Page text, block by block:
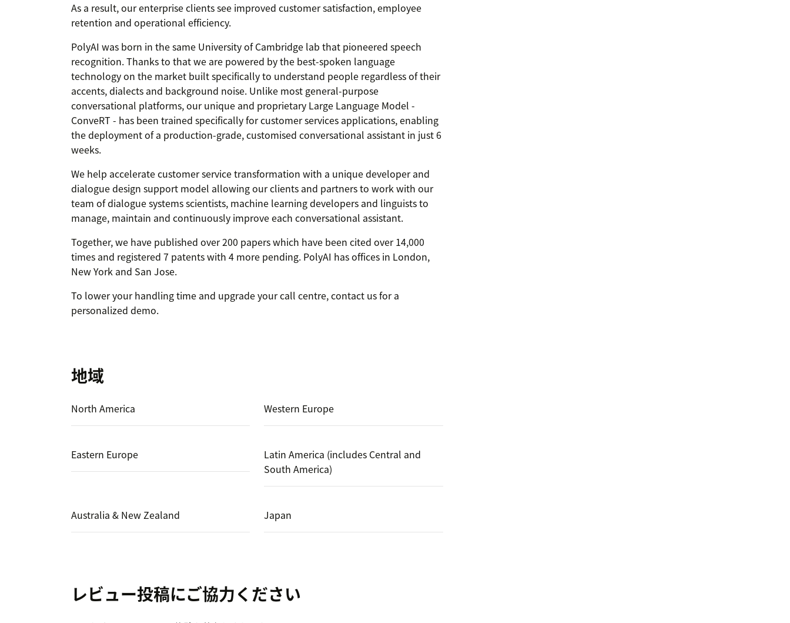
As a result, our enterprise clients see improved customer satisfaction, employee
retention and operational efficiency.
PolyAI was born in the same University of Cambridge lab that pioneered speech
recognition. Thanks to that we are powered by the best-spoken language
technology on the market built specifically to understand people regardless of their
accents, dialects and background noise. Unlike most general-purpose
conversational platforms, our unique and proprietary Large Language Model -
ConveRT - has been trained specifically for customer services applications, enabling
the deployment of a production-grade, customised conversational assistant in just 6
weeks.
We help accelerate customer service transformation with a unique developer and
dialogue design support model allowing our clients and partners to work with our
team of dialogue systems scientists, machine learning developers and linguists to
manage, maintain and continuously improve each conversational assistant.
Together, we have published over 200 papers which have been cited over 14,000
times and registered 7 patents with 4 more pending. PolyAI has offices in London,
New York and San Jose.
To lower your handling time and upgrade your call centre, contact us for a
personalized demo.
地域
North America Western Europe
Eastern Europe
Latin America (includes Central and
South America)
Australia & New Zealand Japan
レビュー投稿にご協力ください